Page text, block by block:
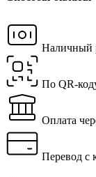
Наличный
По QR-
Оплата
Перевод с